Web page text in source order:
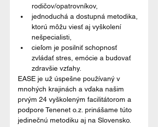
rodičov/opatrovníkov,
jednoduchá a dostupná metodika,
ktorú môžu viesť aj vyškolení
nešpecialisti,
cieľom je posilniť schopnosť
zvládať stres, emócie a budovať
zdravšie vzťahy.
EASE je už úspešne používaný v
mnohých krajinách a vďaka našim
prvým 24 vyškoleným facilitátorom a
podpore Tenenet o.z. prinášame túto
jedinečnú metodiku aj na Slovensko.